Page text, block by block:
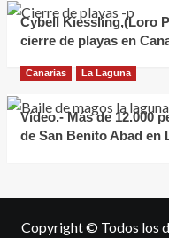
Cybell Kiessling,(Loro
cierre de playas en
Canarias La Laguna
Vídeo.- Más de 12.000
de San Benito Abad en
Copyright © Todos los